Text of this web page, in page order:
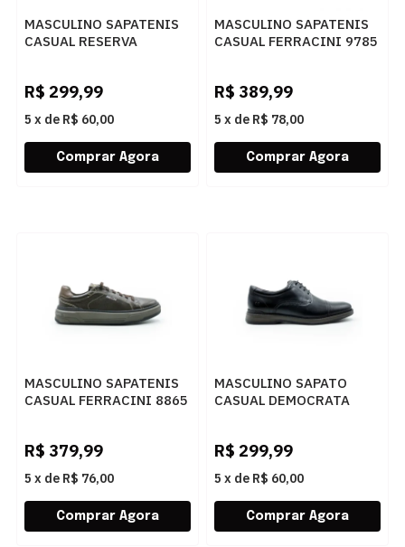
MASCULINO SAPATENIS
CASUAL RESERVA
R$ 299,99
5 x de R$ 60,00
MASCULINO SAPATENIS
CASUAL FERRACINI 9785
R$ 389,99
5 x de R$ 78,00
MASCULINO SAPATENIS
CASUAL FERRACINI 8865
R$ 379,99
5 x de R$ 76,00
MASCULINO SAPATO
CASUAL DEMOCRATA
R$ 299,99
5 x de R$ 60,00